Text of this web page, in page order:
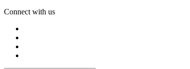
Connect with us